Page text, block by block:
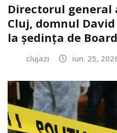
Directorul general
Cluj, domnul
la ședința de Board
clujazi iun. 25,